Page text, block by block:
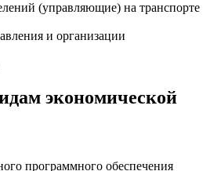
(управляющие) на транспорте
и организации
экономической
программного обеспечения